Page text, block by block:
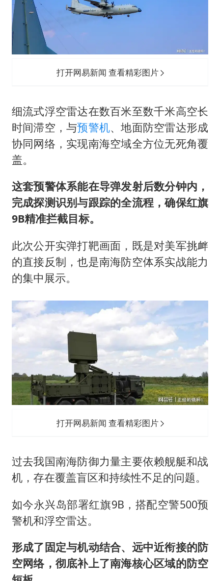
打开网易新闻 查看精彩图片
细流式浮空雷达在数百米至数千米高空长
时间滞空，与预警机、地面防空雷达形成
协同网络，实现南海空域全方位无死角覆
盖。
这套预警体系能在导弹发射后数分钟内，
完成探测识别与跟踪的全流程，确保红旗
9B精准拦截目标。
此次公开实弹打靶画面，既是对美军挑衅
的直接反制，也是南海防空体系实战能力
的集中展示。
打开网易新闻 查看精彩图片
过去我国南海防御力量主要依赖舰艇和战
机，存在覆盖盲区和持续性不足的问题。
如今永兴岛部署红旗9B，搭配空警500预
警机和浮空雷达。
形成了固定与机动结合、远中近衔接的防
空网络，彻底补上了南海核心区域的防空